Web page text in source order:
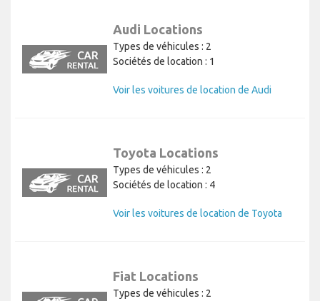
Audi Locations
Types de véhicules : 2
Sociétés de location : 1
Voir les voitures de location de Audi
Toyota Locations
Types de véhicules : 2
Sociétés de location : 4
Voir les voitures de location de Toyota
Fiat Locations
Types de véhicules : 2